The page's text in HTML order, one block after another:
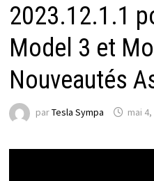
2023.12.1.1
Model 3 et
Nouveautés
parTesla Sympa mai 4,